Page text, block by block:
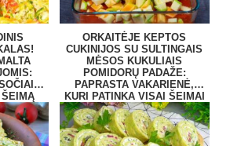
ORKAITĖJE KEPTOS
CUKINIJOS SU SULTINGAIS
MĖSOS KUKULIAIS
POMIDORŲ PADAŽE:
PAPRASTA VAKARIENĖ,
KURI PATINKA VISAI ŠEIMAI